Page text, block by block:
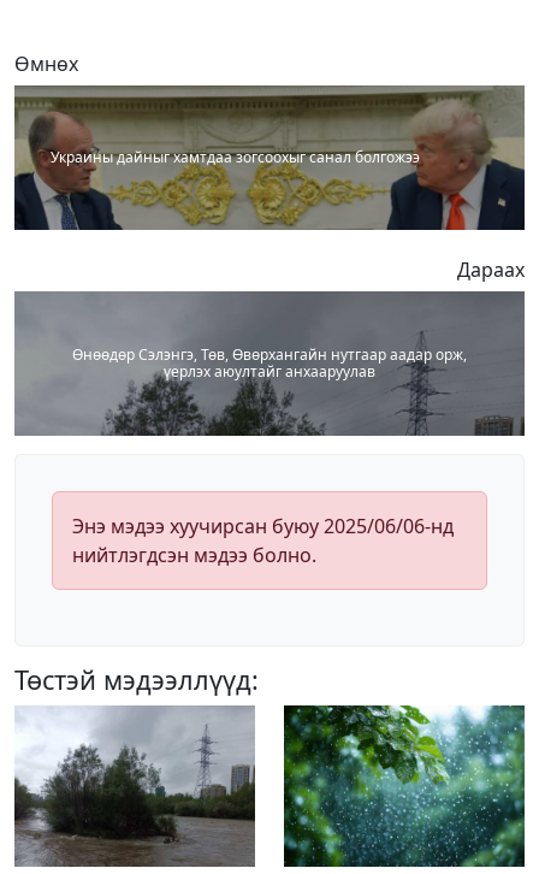
Өмнөх
Украины дайныг хамтдаа зогсоохыг санал болгожээ
Дараах
Өнөөдөр Сэлэнгэ, Төв, Өвөрхангайн нутгаар аадар орж,
үерлэх аюултайг анхааруулав
Энэ мэдээ хуучирсан буюу 2025/06/06-нд
нийтлэгдсэн мэдээ болно.
Төстэй мэдээллүүд: